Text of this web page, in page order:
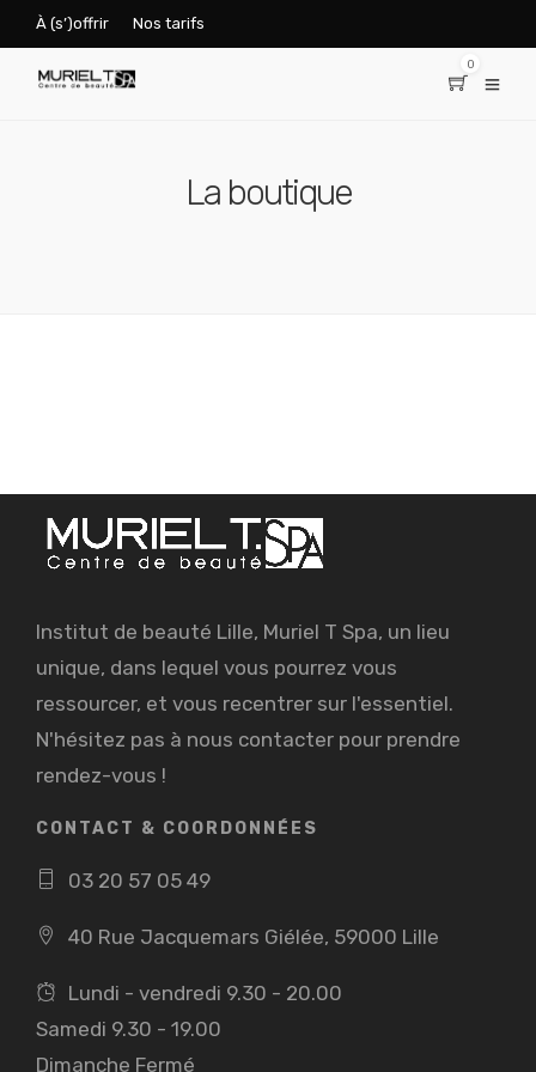
À (s’)offrir Nos tarifs
0
La boutique
Institut de beauté Lille, Muriel T Spa, un lieu
unique, dans lequel vous pourrez vous
ressourcer, et vous recentrer sur l'essentiel.
N'hésitez pas à nous contacter pour prendre
rendez-vous !
CONTACT & COORDONNÉES
03 20 57 05 49
40 Rue Jacquemars Giélée, 59000 Lille
Lundi - vendredi 9.30 - 20.00
Samedi 9.30 - 19.00
Dimanche Fermé